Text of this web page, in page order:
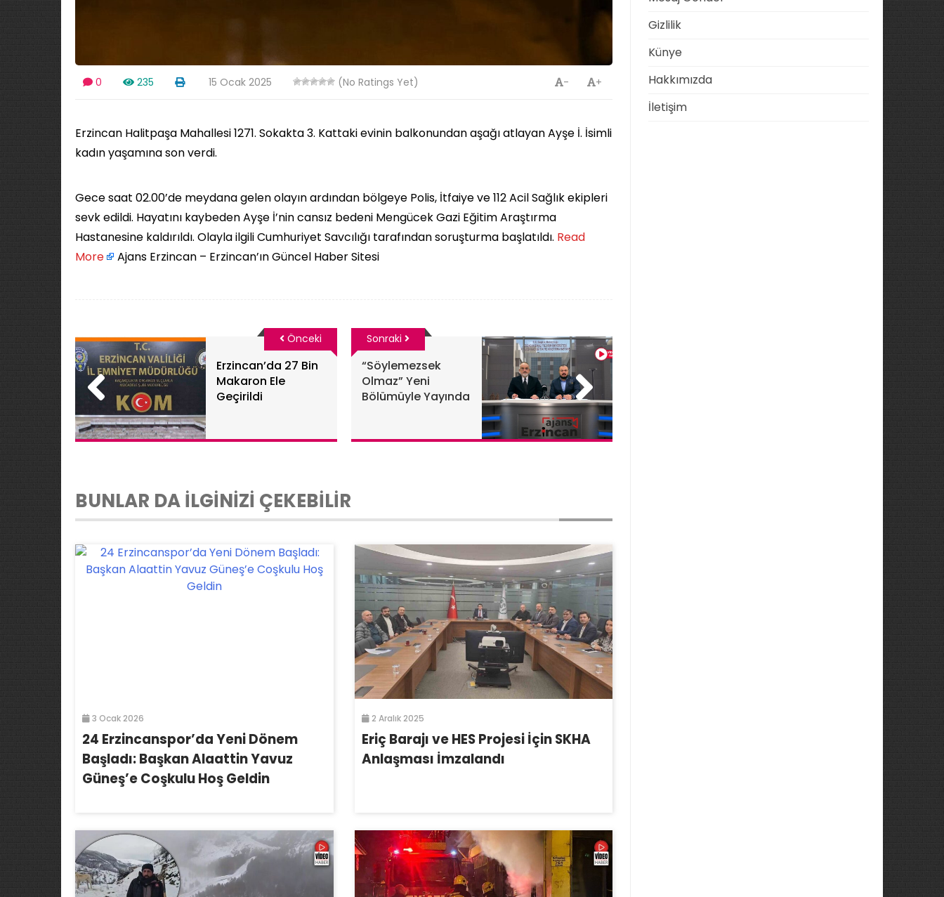
0 235 15 Ocak 2025 (No Ratings Yet) +
-
Erzincan Halitpaşa Mahallesi 1271. Sokakta 3. Kattaki evinin balkonundan aşağı atlayan Ayşe İ. İsimli
kadın yaşamına son verdi.
Gece saat 02.00’de meydana gelen olayın ardından bölgeye Polis, İtfaiye ve 112 Acil Sağlık ekipleri
sevk edildi. Hayatını kaybeden Ayşe İ’nin cansız bedeni Mengücek Gazi Eğitim Araştırma
Hastanesine kaldırıldı. Olayla ilgili Cumhuriyet Savcılığı tarafından soruşturma başlatıldı. ​ Read
More
Ajans Erzincan – Erzincan’ın Güncel Haber Sitesi
Erzincan’da 27 Bin
Makaron Ele
Geçirildi
Önceki
“Söylemezsek
Olmaz” Yeni
Bölümüyle Yayında
Sonraki
BUNLAR DA İLGİNİZİ ÇEKEBİLİR
3 Ocak 2026
24 Erzincanspor’da Yeni Dönem
Başladı: Başkan Alaattin Yavuz
Güneş’e Coşkulu Hoş Geldin
2 Aralık 2025
Eriç Barajı ve HES Projesi İçin SKHA
Anlaşması İmzalandı
Gizlilik
Künye
Hakkımızda
İletişim